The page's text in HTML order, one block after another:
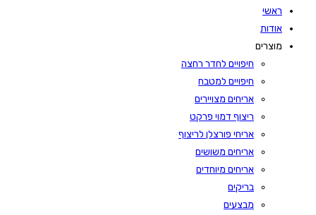
ראשי
אודות
מוצרים
חיפויים לחדר רחצה
חיפויים למטבח
אריחים מצויירים
ריצוף דמוי פרקט
אריחי פורצלן לריצוף
אריחים משושים
אריחים מיוחדים
בריקים
מבצעים